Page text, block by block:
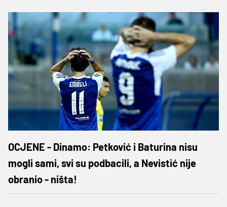
OCJENE - Dinamo: Petković i Baturina nisu
mogli sami, svi su podbacili, a Nevistić nije
obranio - ništa!